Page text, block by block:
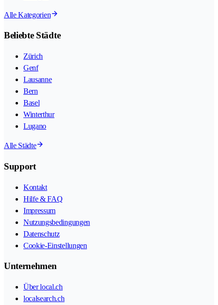
Alle Kategorien
Beliebte Städte
Zürich
Genf
Lausanne
Bern
Basel
Winterthur
Lugano
Alle Städte
Support
Kontakt
Hilfe & FAQ
Impressum
Nutzungsbedingungen
Datenschutz
Cookie-Einstellungen
Unternehmen
Über local.ch
localsearch.ch